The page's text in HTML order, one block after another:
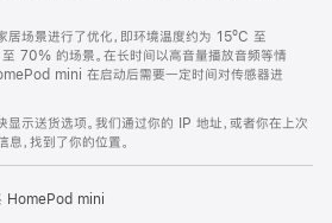
居场景进行了优化，即环境温度约为 15ºC 至
70% 的场景。在长时间以高音量播放音频等情
mini 在启动后需要一定时间对传感器进
显示送货选项。我们通过你的 IP 地址，或者你在上次
，找到了你的位置。
HomePod mini